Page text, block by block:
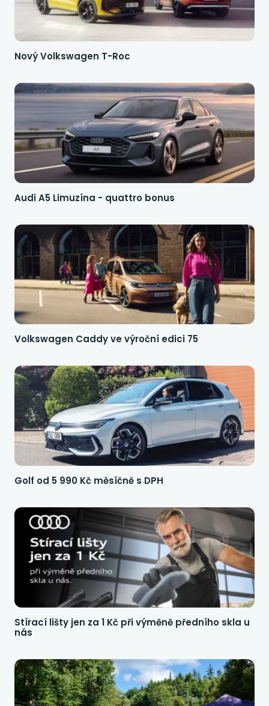
Nový Volkswagen T-Roc
Audi A5 Limuzína - quattro bonus
Volkswagen Caddy ve výroční edici 75
Golf od 5 990 Kč měsíčně s DPH
Stírací lišty jen za 1 Kč při výměně předního skla u
nás